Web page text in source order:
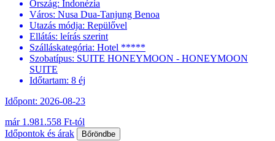
Ország: Indonézia
Város: Nusa Dua-Tanjung Benoa
Utazás módja: Repülővel
Ellátás: leírás szerint
Szálláskategória: Hotel *****
Szobatípus: SUITE HONEYMOON - HONEYMOON
SUITE
Időtartam: 8 éj
Időpont: 2026-08-23
már 1.981.558 Ft-tól
Időpontok és árak
Bőröndbe